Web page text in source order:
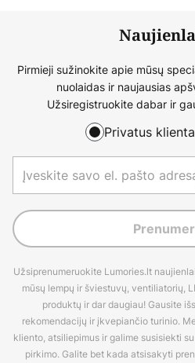
Pirmieji sužinokite apie mūsų
nuolaidas ir naujausias
Užsiregistruokite dabar ir
Privatus
Užsiprenumeruokite Lumories.lt
mūsų lempų ir šviestuvų, ventiliatorių,
produktų ir dar daugiau! Gausite
rekomendacijų ir įkvepiančio turinio.
kliento, atsiliepimus ir galime susisiekti
pirkimo. Galite bet kada atsisakyti